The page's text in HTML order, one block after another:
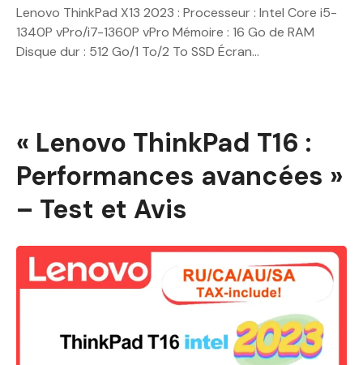
Lenovo ThinkPad X13 2023 : Processeur : Intel Core i5-
1340P vPro/i7-1360P vPro Mémoire : 16 Go de RAM
Disque dur : 512 Go/1 To/2 To SSD Écran…
« Lenovo ThinkPad T16 :
Performances avancées »
– Test et Avis